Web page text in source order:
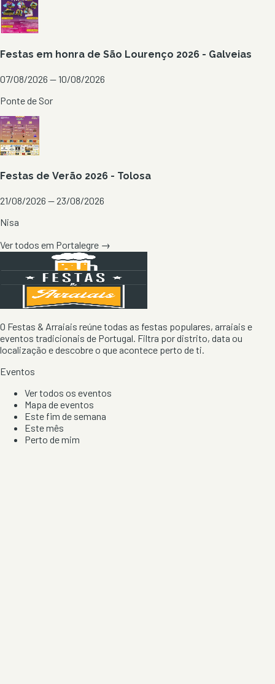
Festas em honra de São Lourenço 2026 - Galveias
07/08/2026 — 10/08/2026
Ponte de Sor
Festas de Verão 2026 - Tolosa
21/08/2026 — 23/08/2026
Nisa
Ver todos em Portalegre →
O Festas & Arraiais reúne todas as festas populares, arraiais e
eventos tradicionais de Portugal. Filtra por distrito, data ou
localização e descobre o que acontece perto de ti.
Eventos
Ver todos os eventos
Mapa de eventos
Este fim de semana
Este mês
Perto de mim